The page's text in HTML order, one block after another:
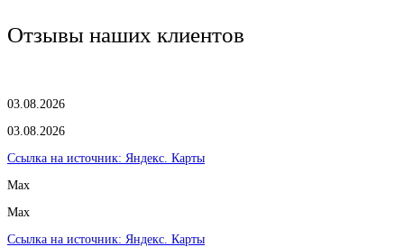
Отзывы наших клиентов
03.08.2026
03.08.2026
Ссылка на источник: Яндекс. Карты
Max
Max
Ссылка на источник: Яндекс. Карты